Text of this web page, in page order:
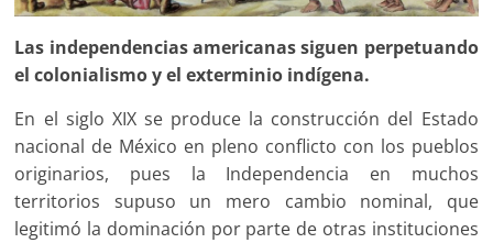
Las independencias americanas siguen perpetuando
el colonialismo y el exterminio indígena.
En el siglo XIX se produce la construcción del Estado
nacional de México en pleno conflicto con los pueblos
originarios, pues la Independencia en muchos
territorios supuso un mero cambio nominal, que
legitimó la dominación por parte de otras instituciones